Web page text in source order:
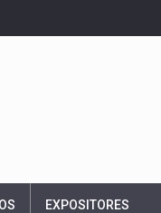
EXPOSITORES